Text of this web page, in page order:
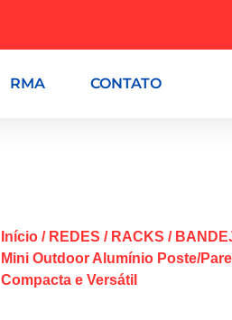
RMA CONTATO
Início / REDES / RACKS /
Mini Outdoor Alumínio Poste/
Compacta e Versátil